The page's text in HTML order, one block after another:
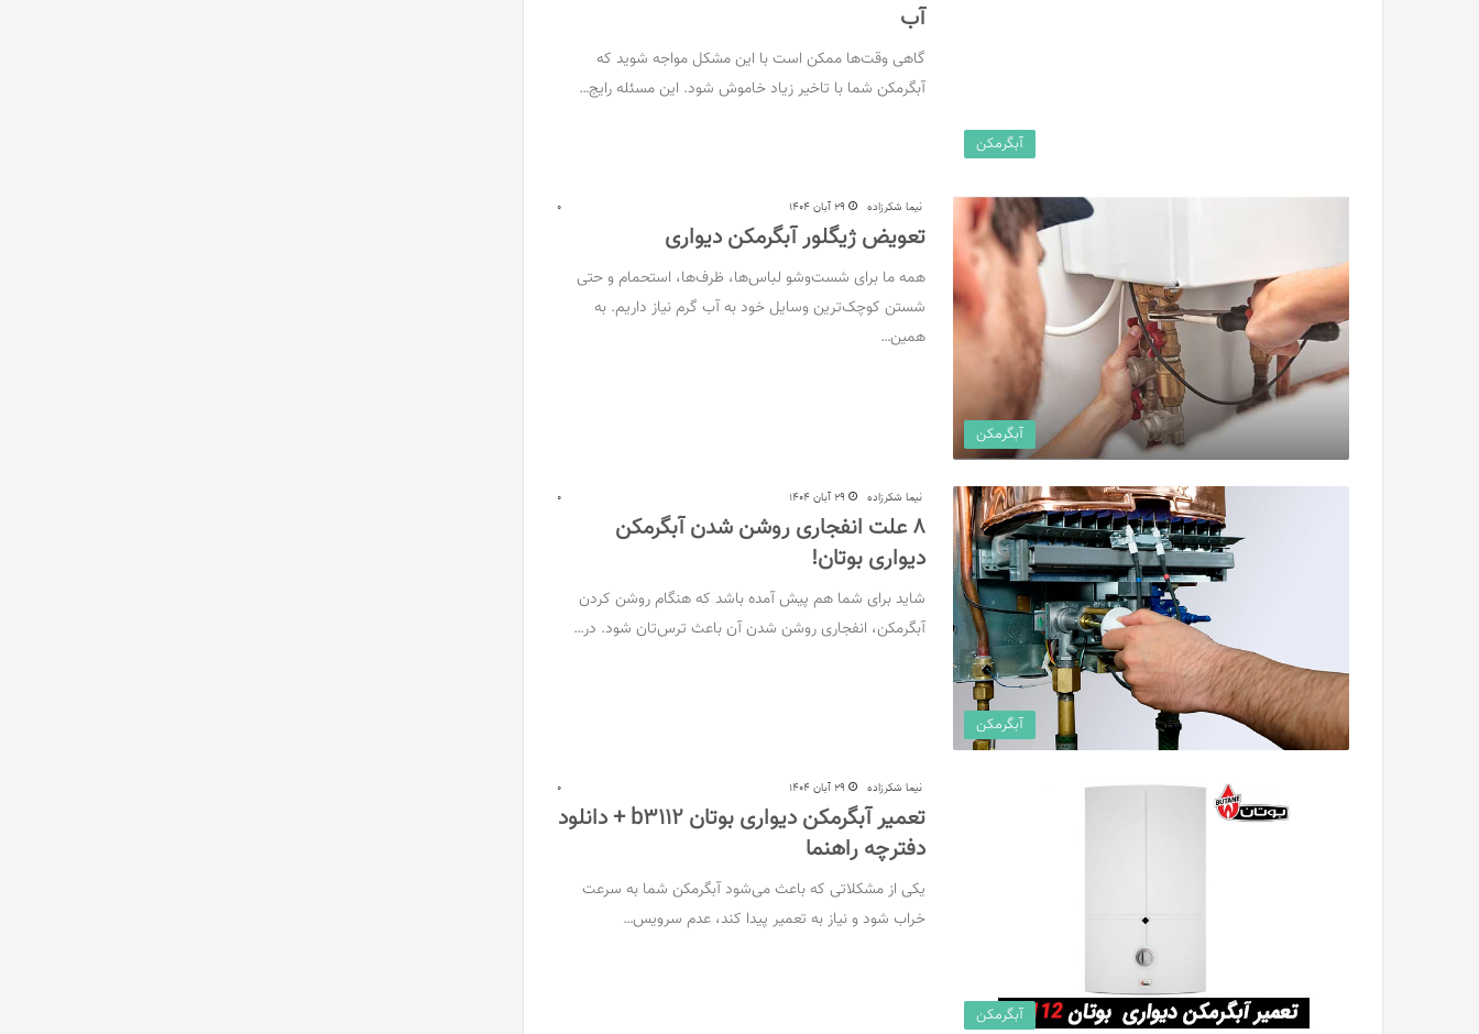
آبگرمکن
آب
گاهی وقت‌ها ممکن است با این مشکل مواجه شوید که
آبگرمکن شما با تاخیر زیاد خاموش شود. این مسئله رایج…
آبگرمکن
نیما شکرزاده 29 آبان 1404 0
تعویض ژیگلور آبگرمکن دیواری
همه ما برای شست‌و‌شو لباس‌ها، ظرف‌ها، استحمام و حتی
شستن کوچک‌ترین وسایل خود به آب گرم نیاز داریم. به
همین…
آبگرمکن
نیما شکرزاده 29 آبان 1404 0
8 علت انفجاری روشن شدن آبگرمکن
دیواری بوتان!
شاید برای شما هم پیش آمده باشد که هنگام روشن کردن
آبگرمکن، انفجاری روشن شدن آن باعث ترس‌تان شود. در…
آبگرمکن
نیما شکرزاده 29 آبان 1404 0
تعمیر آبگرمکن دیواری بوتان b3112 + دانلود
دفترچه راهنما
یکی از مشکلاتی که باعث می‌شود آبگرمکن شما به سرعت
خراب شود و نیاز به تعمیر پیدا کند، عدم سرویس…